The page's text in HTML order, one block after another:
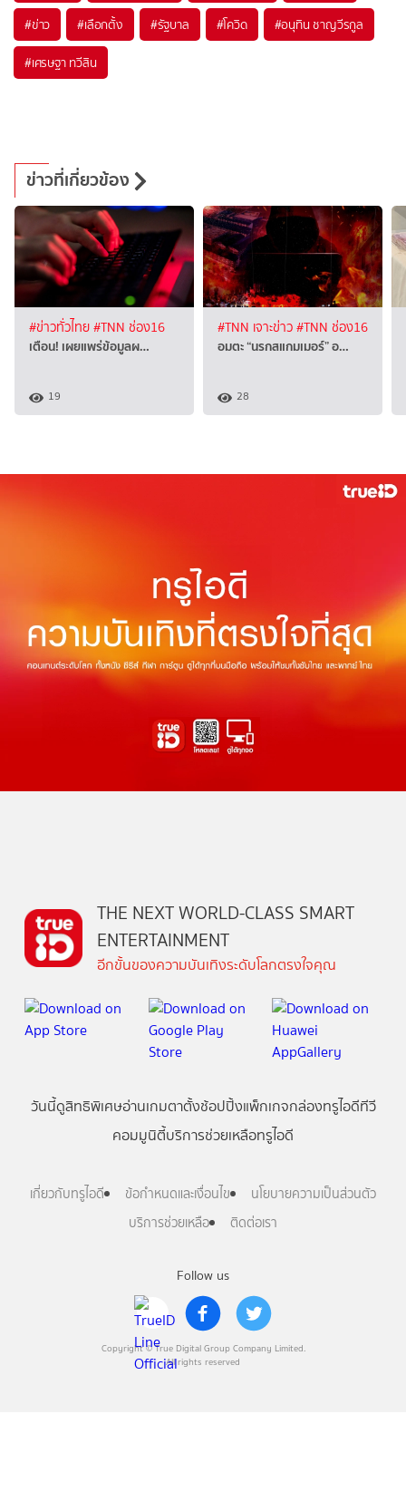
#ข่าว #เลือกตั้ง #รัฐบาล #โควิด #อนุทิน ชาญวีรกูล
#เศรษฐา ทวีสิน
ข่าวที่เกี่ยวข้อง
#ข่าวทั่วไทย#TNN ช่อง16
เตือน! เผยแพร่ข้อมูลผ…
19
#TNN เจาะข่าว#TNN ช่อง16
อมตะ “นรกสแกมเมอร์” อ…
28
Follow us
Copyright © True Digital Group Company Limited.
All rights reserved
THE NEXT WORLD-CLASS SMART
ENTERTAINMENT
อีกขั้นของความบันเทิงระดับโลกตรงใจคุณ
วันนี้ดูสิทธิพิเศษอ่านเกมตาตั้งช้อปปิ้งแพ็กเกจกล่องทรูไอดีทีวี
คอมมูนิตี้บริการช่วยเหลือทรูไอดี
เกี่ยวกับทรูไอดี ข้อกำหนดและเงื่อนไข
นโยบายความเป็นส่วนตัว
บริการช่วยเหลือ
ติดต่อเรา